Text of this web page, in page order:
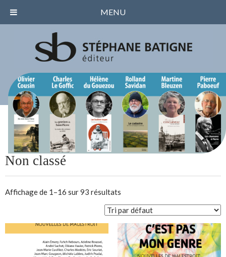
Non classé
Affichage de 1–16 sur 93 résultats
MENU